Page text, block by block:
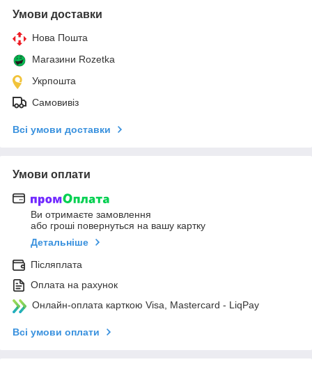
Умови доставки
Нова Пошта
Магазини Rozetka
Укрпошта
Самовивіз
Всі умови доставки
Умови оплати
Ви отримаєте замовлення
або гроші повернуться на вашу картку
Детальніше
Післяплата
Оплата на рахунок
Онлайн-оплата карткою Visa, Mastercard - LiqPay
Всі умови оплати